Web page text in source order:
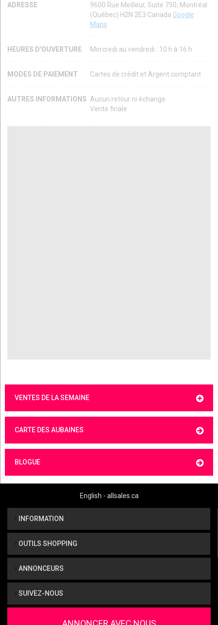
ADRESSE
9600 Rue Meilleur, Suite 750, Montréal
(Québec) H2N 2E3 Canada Google
Maps
HEURES D'OUVERTURE Mercredi au vendredi : 10 h à 16 h
MODES DE PAIEMENT Cartes de crédit et Argent comptant
AUTRES INFORMATIONS Aucun retour ni échange
Vente finale
VENTES DE LA SEMAINE
CARTE DES AUBAINES
BLOGUE
English - allsales.ca
INFORMATION
OUTILS SHOPPING
ANNONCEURS
SUIVEZ-NOUS